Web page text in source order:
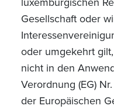
Gesellschaft oder
oder umgekehrt
nicht in den
Verordnung (EG)
der Europäischen